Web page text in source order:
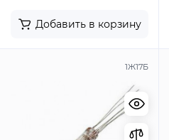
Добавить в корзину
1Ж17Б